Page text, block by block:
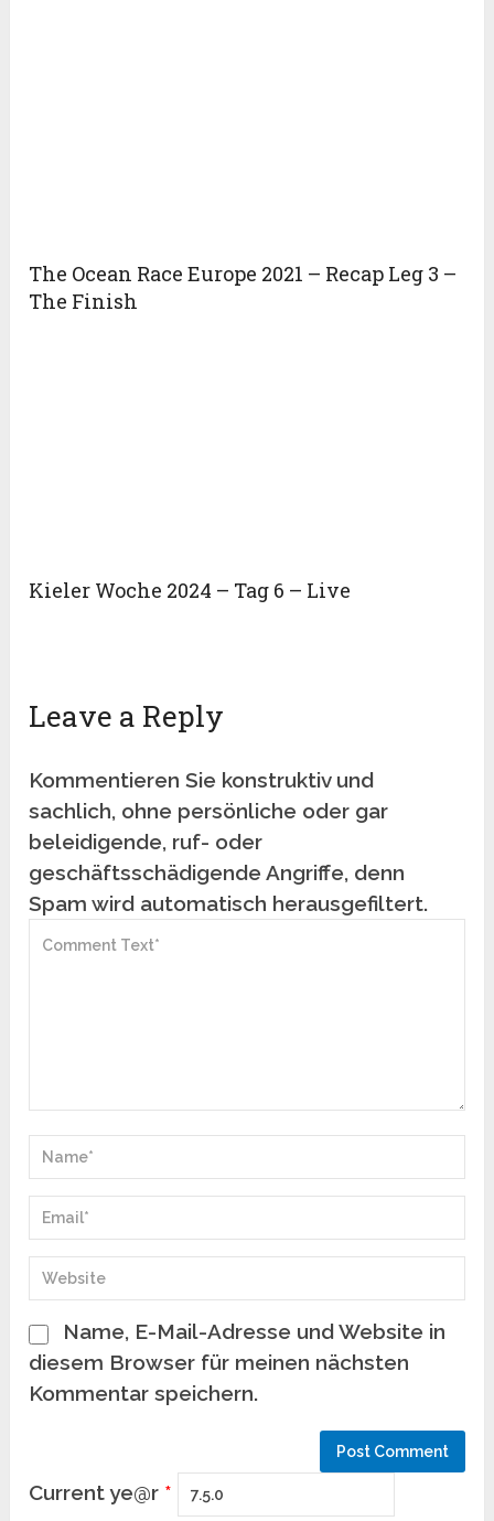
The Ocean Race Europe 2021 – Recap Leg 3 –
The Finish
Kieler Woche 2024 – Tag 6 – Live
Leave a Reply
Kommentieren Sie konstruktiv und
sachlich, ohne persönliche oder gar
beleidigende, ruf- oder
geschäftsschädigende Angriffe, denn
Spam wird automatisch herausgefiltert.
Name, E-Mail-Adresse und Website in
diesem Browser für meinen nächsten
Kommentar speichern.
Current ye@r *